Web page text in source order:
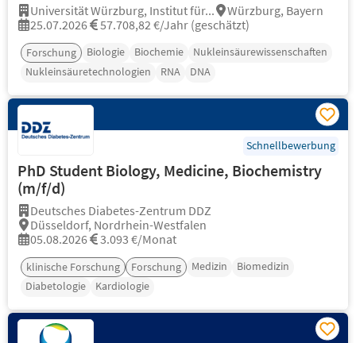
Universität Würzburg, Institut für...
Würzburg, Bayern
25.07.2026
57.708,82 €/Jahr (geschätzt)
Forschung Biologie Biochemie
Nukleinsäurewissenschaften
Nukleinsäuretechnologien
RNA DNA
Schnellbewerbung
PhD Student Biology, Medicine, Biochemistry
(m/f/d)
Deutsches Diabetes-Zentrum DDZ
Düsseldorf, Nordrhein-Westfalen
05.08.2026
3.093 €/Monat
klinische Forschung Forschung Medizin
Biomedizin
Diabetologie
Kardiologie